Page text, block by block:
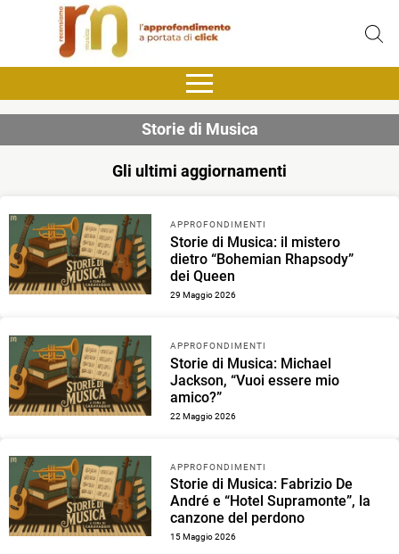
Storie di Musica
Gli ultimi aggiornamenti
APPROFONDIMENTI
Storie di Musica: il mistero
dietro “Bohemian Rhapsody”
dei Queen
29 Maggio 2026
APPROFONDIMENTI
Storie di Musica: Michael
Jackson, “Vuoi essere mio
amico?”
22 Maggio 2026
APPROFONDIMENTI
Storie di Musica: Fabrizio De
André e “Hotel Supramonte”, la
canzone del perdono
15 Maggio 2026